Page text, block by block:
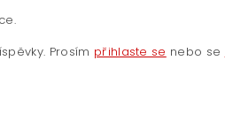
Prosím přihlaste se nebo se